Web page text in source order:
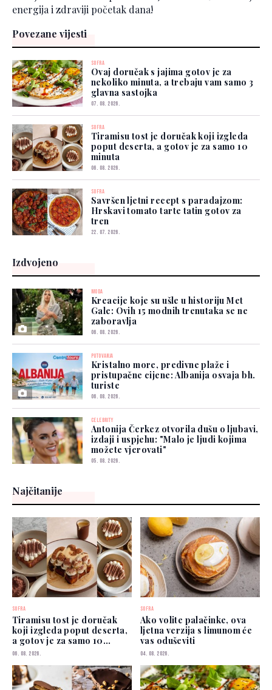
energija i zdraviji početak dana!
Povezane vijesti
SOFRA
Ovaj doručak s jajima gotov je za
nekoliko minuta, a trebaju vam samo 3
glavna sastojka
07. 08. 2026.
SOFRA
Tiramisu tost je doručak koji izgleda
poput deserta, a gotov je za samo 10
minuta
06. 08. 2026.
SOFRA
Savršen ljetni recept s paradajzom:
Hrskavi tomato tarte tatin gotov za
tren
22. 07. 2026.
Izdvojeno
MODA
Kreacije koje su ušle u historiju Met
Gale: Ovih 15 modnih trenutaka se ne
zaboravlja
06. 08. 2026.
PUTOVANJA
Kristalno more, predivne plaže i
pristupačne cijene: Albanija osvaja bh.
turiste
06. 08. 2026.
CELEBRITY
Antonija Čerkez otvorila dušu o ljubavi,
izdaji i uspjehu: "Malo je ljudi kojima
možete vjerovati"
05. 08. 2026.
Najčitanije
SOFRA
Tiramisu tost je doručak
koji izgleda poput deserta,
a gotov je za samo 10
minuta
06. 08. 2026.
SOFRA
Ako volite palačinke, ova
ljetna verzija s limunom će
vas oduševiti
04. 08. 2026.